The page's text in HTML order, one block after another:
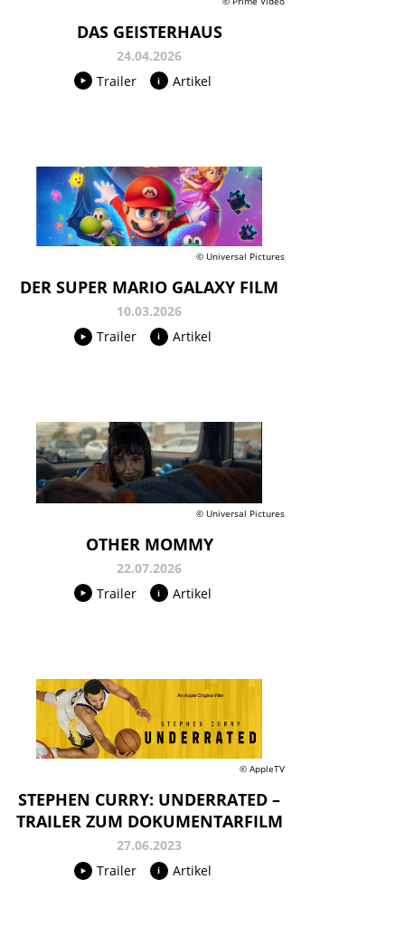
DAS GEISTERHAUS
24.04.2026
Trailer
Artikel
© Universal Pictures
DER SUPER MARIO GALAXY FILM
10.03.2026
Trailer
Artikel
© Universal Pictures
OTHER MOMMY
22.07.2026
Trailer
Artikel
© AppleTV
STEPHEN CURRY: UNDERRATED –
TRAILER ZUM DOKUMENTARFILM
27.06.2023
Trailer
Artikel